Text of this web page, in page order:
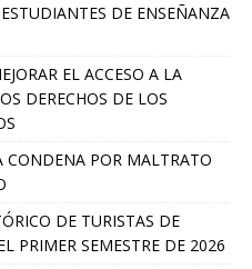
DE ENSEÑANZA
EL ACCESO A LA
DERECHOS DE LOS
CONDENA POR MALTRATO
DE TURISTAS DE
PRIMER SEMESTRE DE 2026